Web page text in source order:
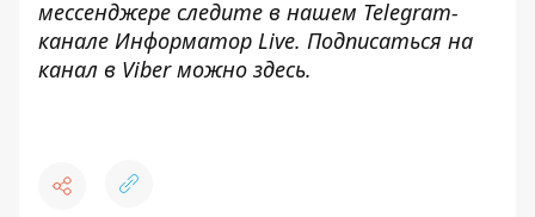
мессенджере следите в нашем Telegram-
канале Информатор Live. Подписаться на
канал в Viber можно здесь.